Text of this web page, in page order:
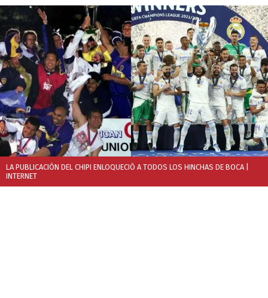
LA PUBLICACIÓN DEL CHIPI ENLOQUECIÓ A TODOS LOS HINCHAS DE BOCA
INTERNET